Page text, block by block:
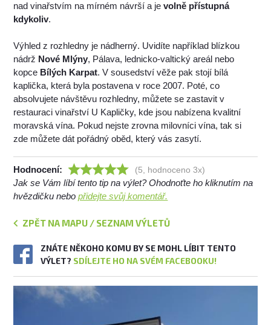
nad vinařstvím na mírném návrší a jevolně přístupná
kdykoliv.
Výhled z rozhledny je nádherný. Uvidíte například blízkou
nádrž Nové Mlýny, Pálava, lednicko-valtický areál nebo
kopce Bílých Karpat. V sousedství věže pak stojí bílá
kaplička, která byla postavena v roce 2007. Poté, co
absolvujete návštěvu rozhledny, můžete se zastavit v
restauraci vinařství U Kapličky, kde jsou nabízena kvalitní
moravská vína. Pokud nejste zrovna milovníci vína, tak si
zde můžete dát pořádný oběd, který vás zasytí.
Hodnocení: (5, hodnoceno 3x)
Jak se Vám líbí tento tip na výlet? Ohodnoťte ho kliknutím na
hvězdičku nebopřidejte svůj komentář.
ZPĚT NA MAPU / SEZNAM VÝLETŮ
ZNÁTE NĚKOHO KOMU BY SE MOHL LÍBIT TENTO
VÝLET? SDÍLEJTE HO NA SVÉM FACEBOOKU!